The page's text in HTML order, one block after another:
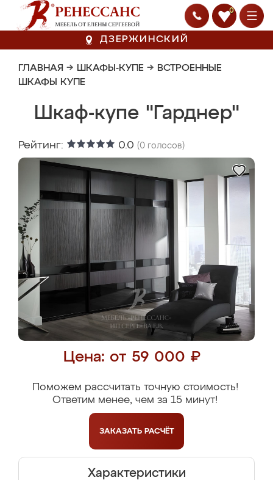
0
ДЗЕРЖИНСКИЙ
ГЛАВНАЯ → ШКАФЫ-КУПЕ → ВСТРОЕННЫЕ
ШКАФЫ КУПЕ
Шкаф-купе "Гарднер"
Рейтинг: 0.0 (0 голосов)
Цена: от 59 000 ₽
Поможем рассчитать точную стоимость!
Ответим менее, чем за 15 минут!
ЗАКАЗАТЬ РАСЧЁТ
Характеристики